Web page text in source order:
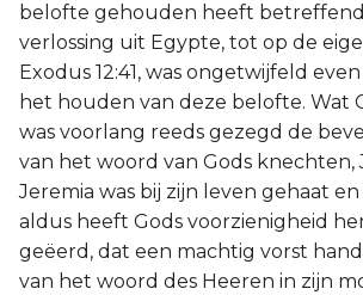
belofte gehouden heeft
verlossing uit Egypte, tot op de
Exodus 12:41, was ongetwijfeld
het houden van deze belofte. Wat
was voorlang reeds gezegd de
van het woord van Gods knechten,
Jeremia was bij zijn leven gehaat
aldus heeft Gods voorzienigheid
geëerd, dat een machtig vorst
van het woord des Heeren in zijn